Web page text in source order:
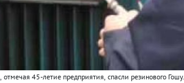
отмечая 45-летие предприятия спасли резинового Гошу.